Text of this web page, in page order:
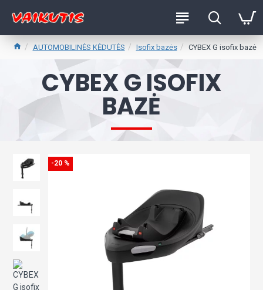
AUTOMOBILINĖS KĖDUTĖS Isofix bazės CYBEX G isofix bazė
CYBEX G ISOFIX
BAZĖ
-20 %